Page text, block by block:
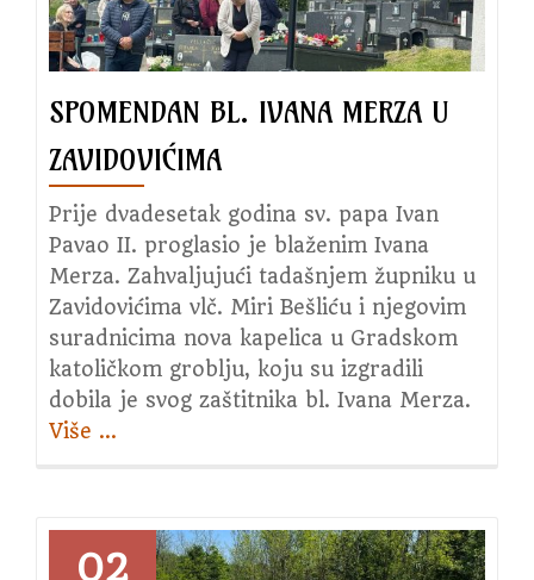
i
sv.
Misa
SPOMENDAN BL. IVANA MERZA U
ZAVIDOVIĆIMA
Prije dvadesetak godina sv. papa Ivan
Pavao II. proglasio je blaženim Ivana
Merza. Zahvaljujući tadašnjem župniku u
Zavidovićima vlč. Miri Bešliću i njegovim
suradnicima nova kapelica u Gradskom
katoličkom groblju, koju su izgradili
dobila je svog zaštitnika bl. Ivana Merza.
Više about
Merza
…
02